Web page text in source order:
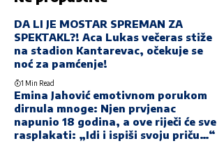
DA LI JE MOSTAR SPREMAN ZA
SPEKTAKL?! Aca Lukas večeras stiže
na stadion Kantarevac, očekuje se
noć za pamćenje!
1 Min Read
Emina Jahović emotivnom porukom
dirnula mnoge: Njen prvjenac
napunio 18 godina, a ove riječi će sve
rasplakati: „Idi i ispiši svoju priču…“